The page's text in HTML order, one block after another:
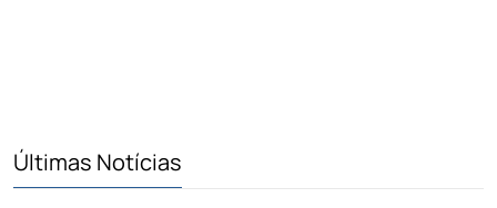
Últimas Notícias